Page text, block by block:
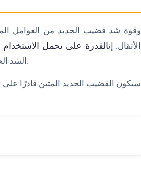
وقوة شد قضيب الحديد من العوامل
الأثقال. إنالقدرة على تحمل الاستخدام
الشد العضلي لقضيب الحديد إلى مقدار الوزن الذي يمكن أن يتحمله قبل أن ينكسر.
سيكون القضيب الحديد المتين قادرًا